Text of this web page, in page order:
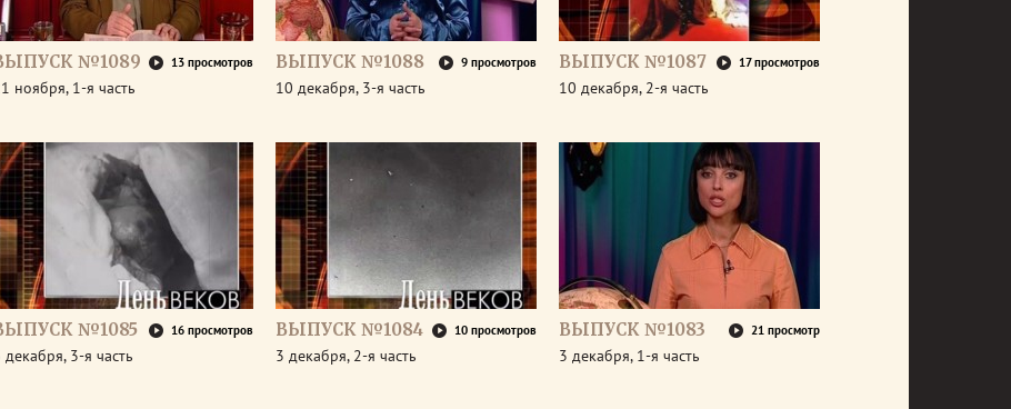
№1089 13 просмотров
ноября, 1-я часть
ВЫПУСК №1088 9 просмотров
10 декабря, 3-я часть
ВЫПУСК №1087 17 просмотров
10 декабря, 2-я часть
№1085 16 просмотров
декабря, 3-я часть
ВЫПУСК №1084 10 просмотров
3 декабря, 2-я часть
ВЫПУСК №1083 21 просмотр
3 декабря, 1-я часть